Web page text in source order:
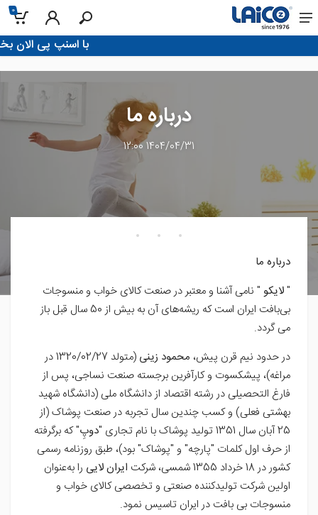
0
!با اسنپ پی الان بخر، تو 4 قسط
درباره ما
1404/04/31 12:00
درباره ما
"لایکو " نامی آشنا و معتبر در صنعت کالای خواب و منسوجات
بی‌بافت ایران است که ریشه‌های آن به بیش از 50 سال قبل باز
می گردد.
در حدود نیم قرن پیش، محمود زینی
(متولد 1320/02/27 در
مراغه)، پیشکسوت و کارآفرین برجسته صنعت نساجی، پس از
فارغ التحصیلی در رشته اقتصاد از دانشگاه ملی (دانشگاه شهید
بهشتی فعلی) و کسب چندین سال تجربه در صنعت پوشاک (از
25 آبان سال 1351 تولید پوشاک با نام تجاری "
دوپِ" که برگرفته
از حرف اول کلمات "پارچه" و "پوشاک" بود)، طبق روزنامه رسمی
کشور در 18 خرداد 1355 شمسی، شرکت
ایران لایی را به‌عنوان
اولین شرکت تولیدکننده صنعتی و تخصصی کالای خواب و
منسوجات بی بافت در ایران تاسیس نمود.